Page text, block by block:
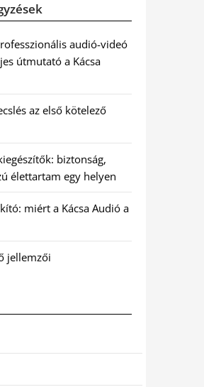
audió-videó
útmutató a Kácsa
az első kötelező
biztonság,
élettartam egy helyen
miért a Kácsa Audió a
jellemzői